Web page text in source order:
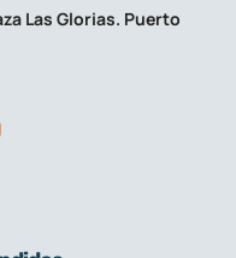
Las Glorias. Puerto